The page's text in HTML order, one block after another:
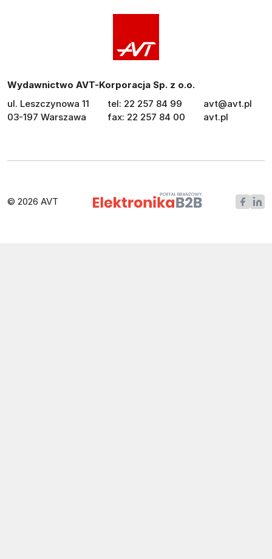
Wydawnictwo AVT-Korporacja Sp. z o.o.
ul. Leszczynowa 11
03-197 Warszawa
tel: 22 257 84 99
fax: 22 257 84 00
avt@avt.pl
avt.pl
© 2026 AVT